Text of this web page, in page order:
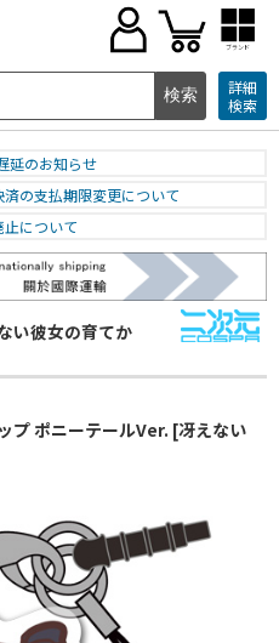
ブランド
詳細
検索
延のお知らせ
の支払期限変更について
止について
い彼女の育てか
プ ポニーテールVer. [冴えない